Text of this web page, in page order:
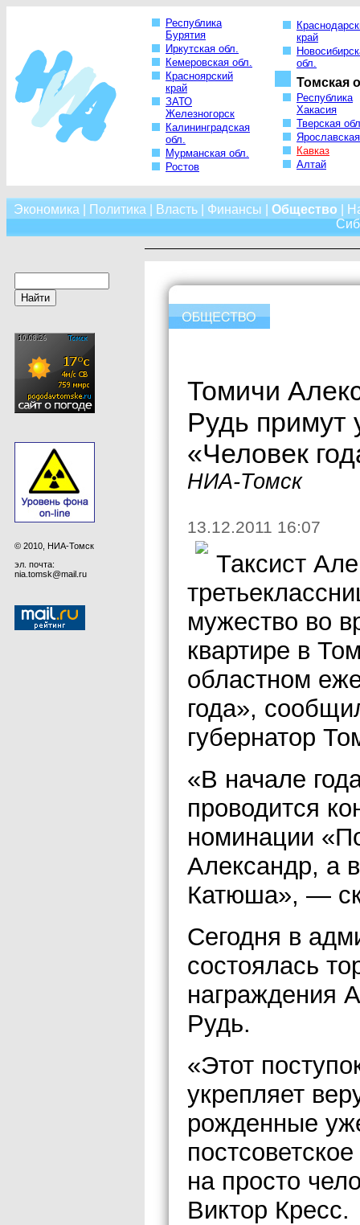
Республика
Бурятия
Иркутская обл.
Кемеровская обл.
Красноярский
край
ЗАТО
Железногорск
Калининградская
обл.
Мурманская обл.
Ростов
край
обл.
Томская
Республика
Хакасия
Тверская
Кавказ
Алтай
Экономика Политика Власть| Финансы Общество
© 2010, НИА-Томск
эл. почта:
nia.tomsk@mail.ru
Томичи
Рудь примут
«Человек
НИА-Томск
13.12.2011 16:07
Таксист
мужество во
квартире в
областном
года»,
губернатор
«В начале
проводится
номинации
Александр, а
Катюша», —
Сегодня в
состоялась
награждения
Рудь.
«Этот
укрепляет
рожденные
на просто
Виктор Кресс.